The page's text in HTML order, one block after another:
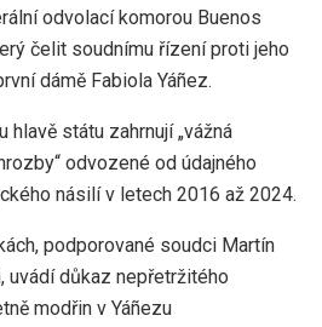
odvolací komorou Buenos
čelit soudnímu řízení proti jeho
dámě Fabiola Yáñez.
státu zahrnují „vážná
odvozené od údajného
násilí v letech 2016 až 2024.
podporované soudci Martín
uvádí důkaz nepřetržitého
modřin v Yáñezu